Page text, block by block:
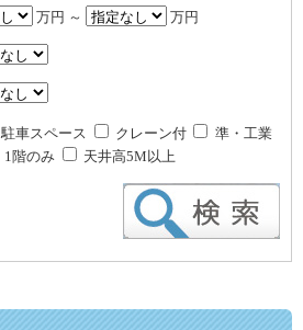
万円 ～ 万円
駐車スペース クレーン付
準・工業
1階のみ 天井高5M以上